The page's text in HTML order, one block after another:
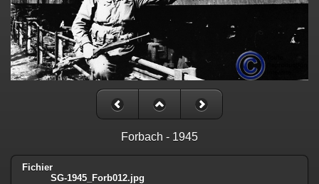
Forbach - 1945
Fichier
SG-1945_Forb012.jpg